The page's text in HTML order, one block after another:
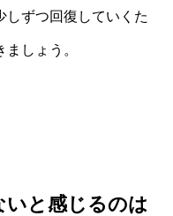
しずつ回復していくた
しょう。
いと感じるのは